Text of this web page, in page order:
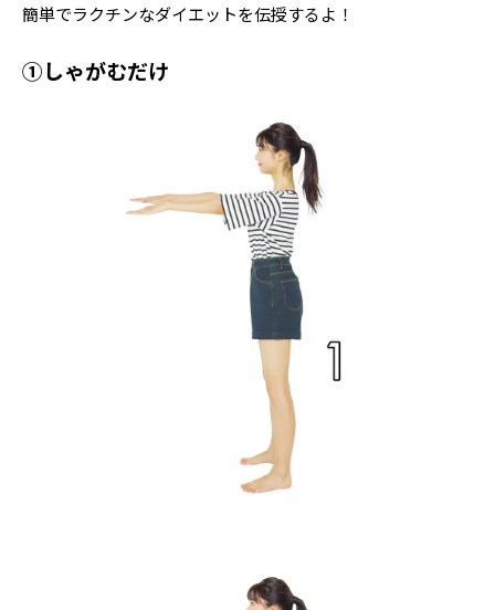
ゲッターズ飯田
MISS SEVENTEEN
ミスセブンティーンニュース
MAGAZINE
Follow us
ST member
新規会員登録・ログイン
簡単でラクチンなダイエットを伝授するよ！
①しゃがむだけ